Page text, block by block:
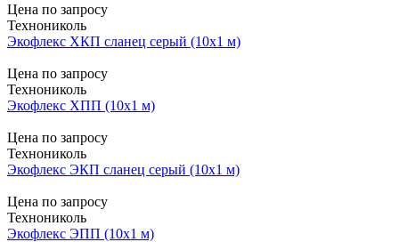
Цена по запросу
Технониколь
Экофлекс ХКП сланец серый (10х1 м)
Цена по запросу
Технониколь
Экофлекс ХПП (10х1 м)
Цена по запросу
Технониколь
Экофлекс ЭКП сланец серый (10х1 м)
Цена по запросу
Технониколь
Экофлекс ЭПП (10х1 м)